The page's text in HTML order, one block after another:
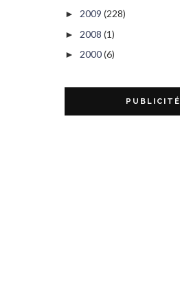
► 2009 (228)
► 2008 (1)
► 2000(6)
PUBLICITÉ